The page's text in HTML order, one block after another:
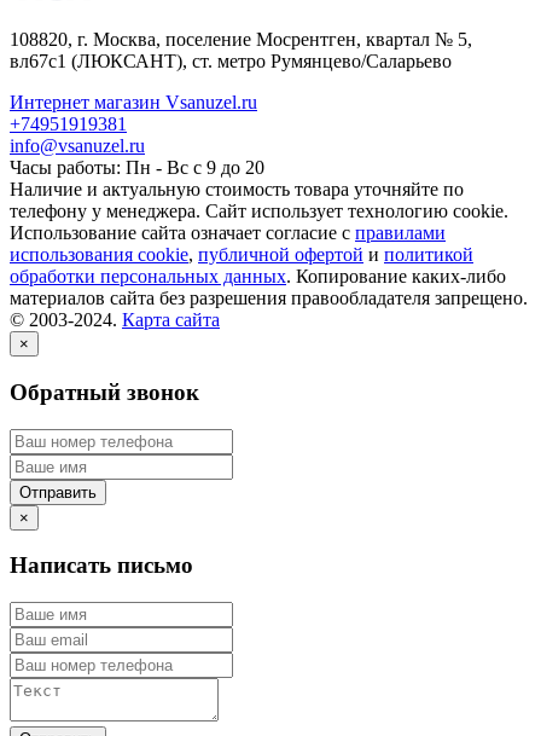
108820, г. Москва, поселение Мосрентген, квартал № 5,
вл67с1 (ЛЮКСАНТ), ст. метро Румянцево/Саларьево
Интернет магазин Vsanuzel.ru
+74951919381
info@vsanuzel.ru
Часы работы: Пн - Вс с 9 до 20
Наличие и актуальную стоимость товара уточняйте по
телефону у менеджера. Сайт использует технологию cookie.
Использование сайта означает согласие с правилами
использования cookie, публичной офертой и политикой
обработки персональных данных. Копирование каких-либо
материалов сайта без разрешения правообладателя запрещено.
© 2003-2024. Карта сайта
×
Обратный звонок
×
Написать письмо